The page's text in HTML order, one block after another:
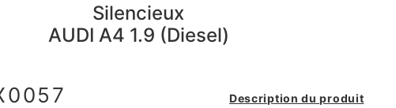
Silencieux
AUDI A4 1.9 (Diesel)
Description du produit